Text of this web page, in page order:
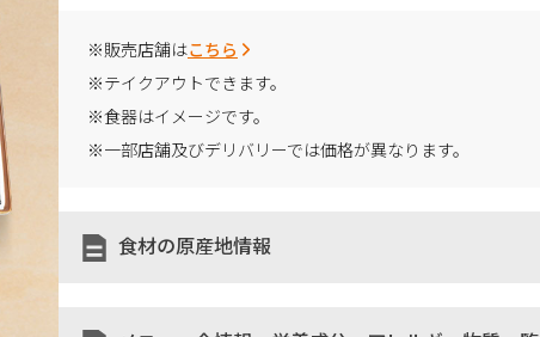
※販売店舗はこちら
※テイクアウトできます。
※食器はイメージです。
※一部店舗及びデリバリーでは価格が異なります。
食材の原産地情報